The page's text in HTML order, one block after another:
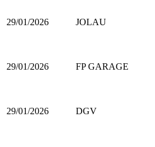
29/01/2026 JOLAU
29/01/2026 FP GARAGE
29/01/2026 DGV